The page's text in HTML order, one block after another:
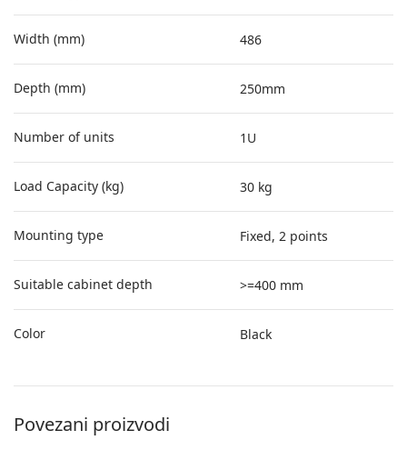
Width (mm) 486
Depth (mm) 250mm
Number of units 1U
Load Capacity (kg) 30 kg
Mounting type Fixed, 2 points
Suitable cabinet depth >=400 mm
Color Black
Povezani proizvodi